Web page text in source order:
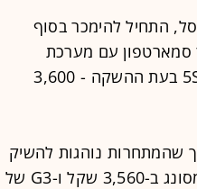
המגיע עם מצלמת 41 מגה פיקסל, התחיל להימכר בסוף
למכור סמארטפון עם מערכת
הפעלה לא פופולרית במחיר גבוה יותר מזה של האייפון 5S בעת ההשקה - 3,600
שהמתחרות נוהגות להשיק
את מכשיריהן במחיר נמוך יותר. למשל, גלקסי S5 של סמסונג ב-3,560 שקל ו-G3 של